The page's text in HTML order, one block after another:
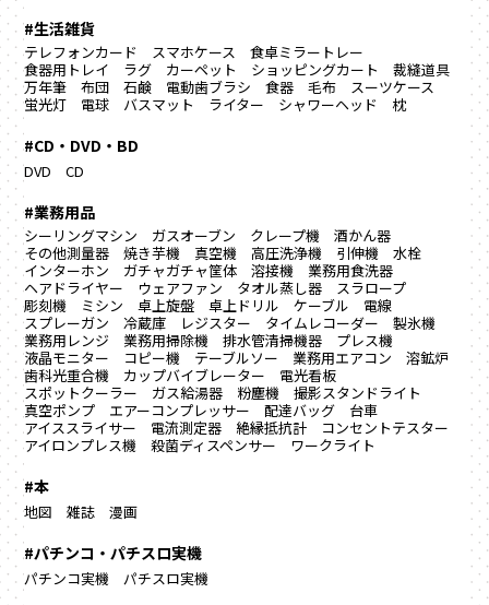
#生活雑貨
テレフォンカード スマホケース
食卓ミラートレー
食器用トレイ
ラグ カーペット ショッピングカート
裁縫道具
万年筆
布団 石鹸 電動歯ブラシ 食器 毛布
スーツケース
蛍光灯
電球 バスマット ライター シャワーヘッド 枕
#CD・DVD・BD
DVD CD
#業務用品
シーリングマシン ガスオーブン クレープ機
酒かん器
その他測量器
焼き芋機 真空機 高圧洗浄機 引伸機
水栓
インターホン
ガチャガチャ筐体 溶接機
業務用食洗器
ヘアドライヤー
ウェアファン タオル蒸し器
スラロープ
彫刻機
ミシン 卓上旋盤 卓上ドリル ケーブル
電線
スプレーガン
冷蔵庫 レジスター タイムレコーダー
製氷機
業務用レンジ
業務用掃除機 排水管清掃機器
プレス機
液晶モニター
コピー機 テーブルソー 業務用エアコン
溶鉱炉
歯科光重合機
カップバイブレーター
電光看板
スポットクーラー
ガス給湯器 粉塵機
撮影スタンドライト
真空ポンプ
エアーコンプレッサー 配達バッグ
台車
アイススライサー
電流測定器 絶縁抵抗計
コンセントテスター
アイロンプレス機
殺菌ディスペンサー ワークライト
#本
地図 雑誌 漫画
#パチンコ・パチスロ実機
パチンコ実機 パチスロ実機